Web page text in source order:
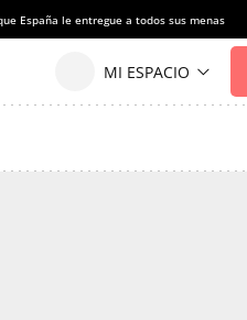
España le entregue a todos sus menas